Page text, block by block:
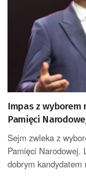
Impas z
Pamięci
Szpytmy
Sejm zwleka z
Pamięci Narodowej.
dobrym